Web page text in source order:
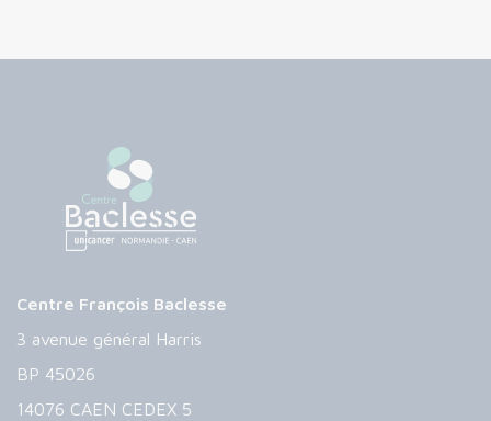
Centre François Baclesse
3 avenue général Harris
BP 45026
14076 CAEN CEDEX 5